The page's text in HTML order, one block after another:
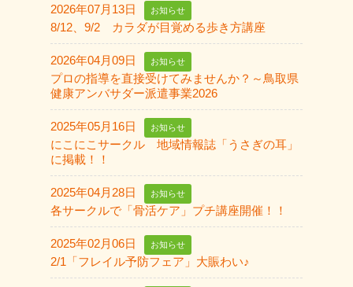
2026年07月13日 お知らせ
8/12、9/2 カラダが目覚める歩き方講座
2026年04月09日 お知らせ
プロの指導を直接受けてみませんか？～鳥取県
健康アンバサダー派遣事業2026
2025年05月16日 お知らせ
にこにこサークル 地域情報誌「うさぎの耳」
に掲載！！
2025年04月28日 お知らせ
各サークルで「骨活ケア」プチ講座開催！！
2025年02月06日 お知らせ
2/1「フレイル予防フェア」大賑わい♪